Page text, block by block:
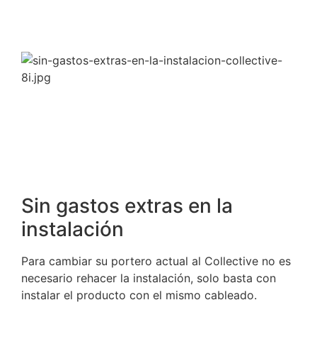
Sin gastos extras en la
instalación
Para cambiar su portero actual al Collective no es
necesario rehacer la instalación, solo basta con
instalar el producto con el mismo cableado.